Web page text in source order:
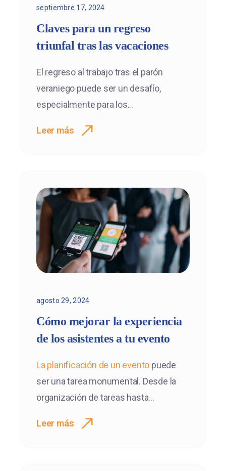
septiembre 17, 2024
Claves para un regreso
triunfal tras las vacaciones
El regreso al trabajo tras el parón
veraniego puede ser un desafío,
especialmente para los...
Leer más
agosto 29, 2024
Cómo mejorar la experiencia
de los asistentes a tu evento
La planificación de un evento puede
ser una tarea monumental. Desde la
organización de tareas hasta...
Leer más